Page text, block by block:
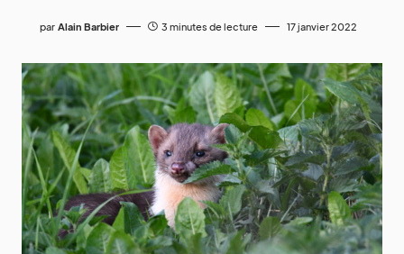
par Alain Barbier 3 minutes de lecture 17 janvier 2022